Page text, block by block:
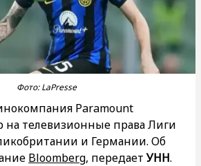
Фото: LaPresse
Paramount
на телевизионные права Лиги
и Германии. Об
Bloomberg, передаетУНН.